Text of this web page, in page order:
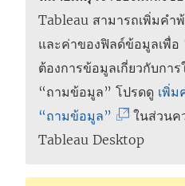
Tableau สามารถเพิ่มคำ
และค่าของฟิลด์ข้อมูลเพื่
ต้องการข้อมูลเกี่ยวกับกา
“ถามข้อมูล” โปรดดู เพิ่ม
“ถามข้อมูล”
ลิ
ในส่วนค
Tableau Desktop